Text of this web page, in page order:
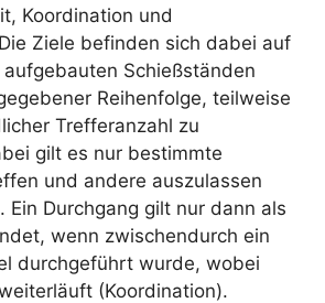
Koordination und
Ziele befinden sich dabei auf
Schießständen
Reihenfolge, teilweise
Trefferanzahl zu
gilt es nur bestimmte
und andere auszulassen
Ein Durchgang gilt nur dann als
wenn zwischendurch ein
durchgeführt wurde, wobei
(Koordination).